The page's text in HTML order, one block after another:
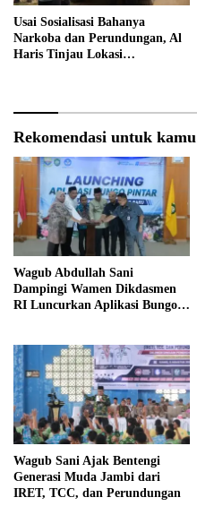
Usai Sosialisasi Bahanya
Narkoba dan Perundungan, Al
Haris Tinjau Lokasi
Rekomendasi untuk kamu
Wagub Abdullah Sani
Dampingi Wamen Dikdasmen
RI Luncurkan Aplikasi Bungo
Wagub Sani Ajak Bentengi
Generasi Muda Jambi dari
IRET, TCC, dan Perundungan